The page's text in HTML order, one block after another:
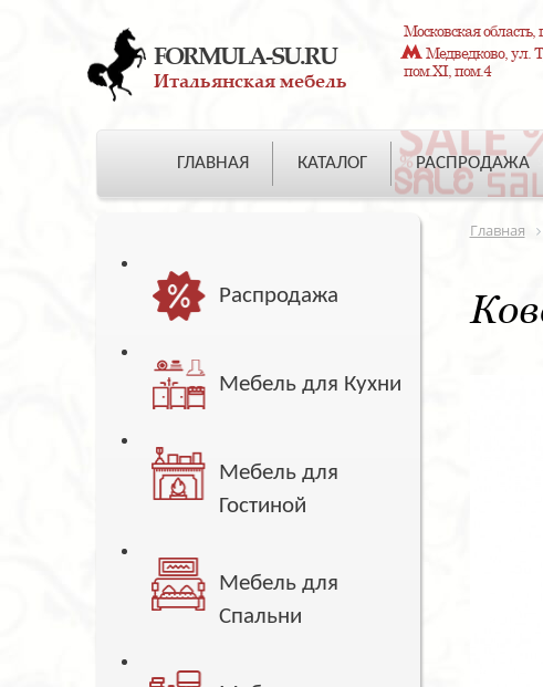
FORMULA-SU.RU
Итальянская мебель
Московская
Медведково, ул.
пом.XI, пом.4
ГЛАВНАЯ КАТАЛОГ РАСПРОДАЖА
Распродажа
Мебель для Кухни
Мебель для
Гостиной
Мебель для
Спальни
Главная